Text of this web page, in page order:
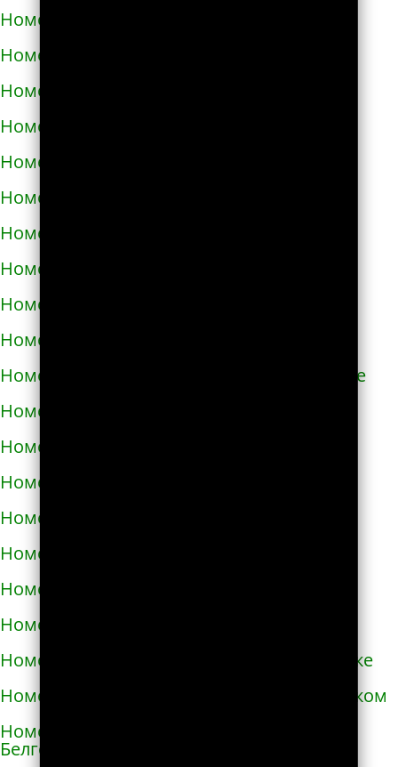
Номера телефонов такси в Абакане
Номера телефонов такси в Абдулино
Номера телефонов такси в Абинске
Номера телефонов такси в Агидели
Номера телефонов такси в Агинском
Номера телефонов такси в Агрызе
Номера телефонов такси в Адыгейске
Номера телефонов такси в Азнакаево
Номера телефонов такси в Азове
Номера телефонов такси в Ак-Довураке
Номера телефонов такси в Академгородке
Номера телефонов такси в Аксае
Номера телефонов такси в Алагире
Номера телефонов такси в Алапаевске
Номера телефонов такси в Алатыре
Номера телефонов такси в Алдане
Номера телефонов такси в Алейске
Номера телефонов такси в Александрове
Номера телефонов такси в Александровске
Номера телефонов такси в Александровском
Номера телефонов такси в Алексеевке
Белгородской области